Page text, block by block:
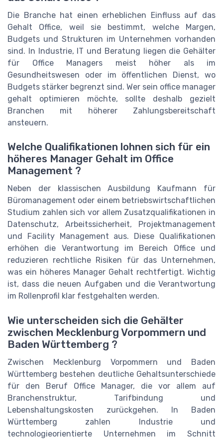
Die Branche hat einen erheblichen Einfluss auf das
Gehalt Office, weil sie bestimmt, welche Margen,
Budgets und Strukturen im Unternehmen vorhanden
sind. In Industrie, IT und Beratung liegen die Gehälter
für Office Managers meist höher als im
Gesundheitswesen oder im öffentlichen Dienst, wo
Budgets stärker begrenzt sind. Wer sein office manager
gehalt optimieren möchte, sollte deshalb gezielt
Branchen mit höherer Zahlungsbereitschaft
ansteuern.
Welche Qualifikationen lohnen sich für ein
höheres Manager Gehalt im Office
Management ?
Neben der klassischen Ausbildung Kaufmann für
Büromanagement oder einem betriebswirtschaftlichen
Studium zahlen sich vor allem Zusatzqualifikationen in
Datenschutz, Arbeitssicherheit, Projektmanagement
und Facility Management aus. Diese Qualifikationen
erhöhen die Verantwortung im Bereich Office und
reduzieren rechtliche Risiken für das Unternehmen,
was ein höheres Manager Gehalt rechtfertigt. Wichtig
ist, dass die neuen Aufgaben und die Verantwortung
im Rollenprofil klar festgehalten werden.
Wie unterscheiden sich die Gehälter
zwischen Mecklenburg Vorpommern und
Baden Württemberg ?
Zwischen Mecklenburg Vorpommern und Baden
Württemberg bestehen deutliche Gehaltsunterschiede
für den Beruf Office Manager, die vor allem auf
Branchenstruktur, Tarifbindung und
Lebenshaltungskosten zurückgehen. In Baden
Württemberg zahlen Industrie und
technologieorientierte Unternehmen im Schnitt